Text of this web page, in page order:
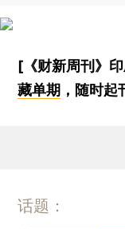
[《财新周刊》印
藏单期 ，随时
话题：